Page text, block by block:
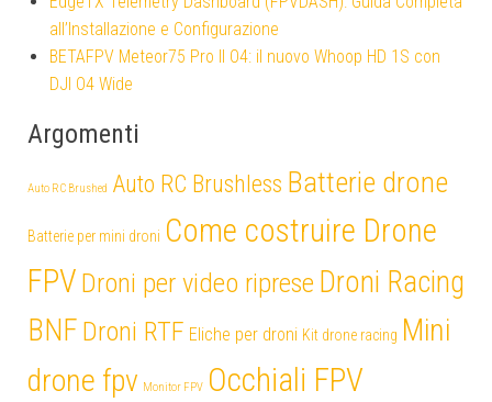
all’Installazione e Configurazione
BETAFPV Meteor75 Pro II O4: il nuovo Whoop HD 1S con
DJI O4 Wide
Argomenti
Auto RC Brushed Auto RC Brushless Batterie drone
Batterie per mini droni Come costruire Drone
FPV Droni per video riprese Droni Racing
BNF Droni RTF Eliche per droni Kit drone racing Mini
drone fpv Monitor FPV Occhiali FPV